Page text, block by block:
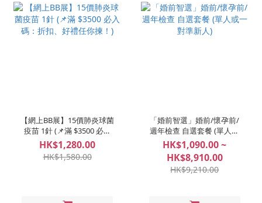
【網上BB展】15價肺炎球菌
疫苗 1針 (📌滿 $3500 必入
碼：折扣、好禮任你揀！)
HK$1,280.00
HK$1,580.00
「婚前智選」婚前/懷孕前/
週年檢查 自選套餐 (單人或
一對準新人)
HK$1,090.00 ~
HK$8,910.00
HK$9,210.00